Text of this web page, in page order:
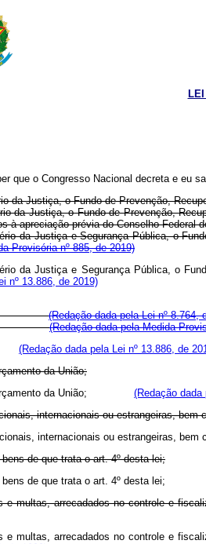
que o Congresso Nacional decreta e eu
da Justiça, o Fundo de Prevenção,
da Justiça, o Fundo de Prevenção,
à apreciação prévia do
da Justiça e Segurança Pública, o
Provisória nº 885, de 2019)
da Justiça e Segurança Pública, o
nº 13.886, de 2019)
(Redação dada pela Lei nº 8.764,
(Redação dada pela Medida
(Redação dada pela Lei nº 13.886, de
da União;
orçamento da União; (Redação dada
internacionais ou estrangeiras,
internacionais ou
de que trata o art. 4º desta lei;
dos bens de que trata o art. 4º desta
e multas, arrecadados no controle e
e multas, arrecadados no controle e